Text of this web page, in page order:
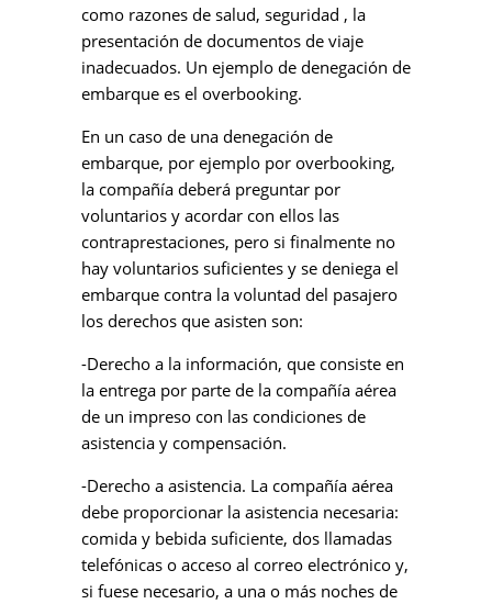
como razones de salud, seguridad , la
presentación de documentos de viaje
inadecuados. Un ejemplo de denegación de
embarque es el overbooking.
En un caso de una denegación de
embarque, por ejemplo por overbooking,
la compañía deberá preguntar por
voluntarios y acordar con ellos las
contraprestaciones, pero si finalmente no
hay voluntarios suficientes y se deniega el
embarque contra la voluntad del pasajero
los derechos que asisten son:
-Derecho a la información, que consiste en
la entrega por parte de la compañía aérea
de un impreso con las condiciones de
asistencia y compensación.
-Derecho a asistencia. La compañía aérea
debe proporcionar la asistencia necesaria:
comida y bebida suficiente, dos llamadas
telefónicas o acceso al correo electrónico y,
si fuese necesario, a una o más noches de